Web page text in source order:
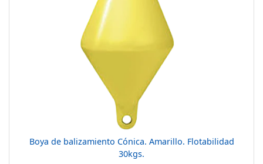
Boya de balizamiento Cónica. Amarillo. Flotabilidad
30kgs.